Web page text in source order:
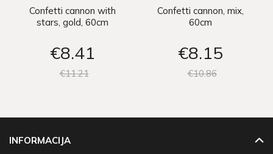
Confetti cannon with
stars, gold, 60cm
€8 41
€1121
Confetti cannon, mix,
60cm
€8 15
€1086
INFORMACIJA